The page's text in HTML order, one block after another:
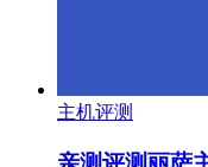
主机评测